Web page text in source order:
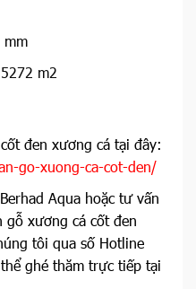
mm
m2
đen xương cá tại đây:
go-xuong-ca-cot-den/
Aqua hoặc tư vấn
gỗ xương cá cốt đen
tôi qua số Hotline
ghé thăm trực tiếp tại